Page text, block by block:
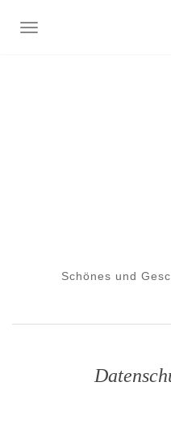
NAVIGATION EIN-/
Schönes und